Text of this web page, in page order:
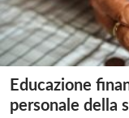
Educazione
personale della